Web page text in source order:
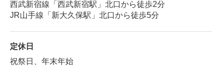
西武新宿線「西武新宿駅」北口から徒歩2分
JR山手線「新大久保駅」北口から徒歩5分
定休日
祝祭日、年末年始